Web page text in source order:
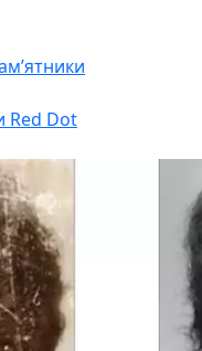
Red Dot